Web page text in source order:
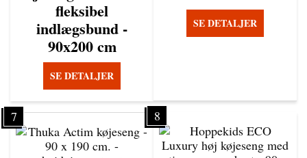
fleksibel
indlægsbund -
90x200 cm
SE DETALJER
SE DETALJER
7 8